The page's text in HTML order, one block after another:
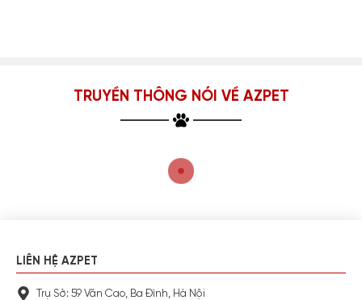
TRUYỀN THÔNG NÓI VỀ AZPET
LIÊN HỆ AZPET
Trụ Sở: 59 Văn Cao, Ba Đình, Hà Nội